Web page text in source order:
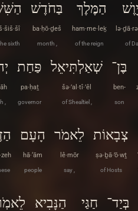
of
הַמֶּלֶךְ
ham·me·leḵ
of the reign
בַּחֹדֶשׁ
ba·ḥō·ḏeš
month ,
sixth
בֶּן־
ben-
son
שְׁאַלְתִּיאֵל
šə·’al·tî·’êl
of Shealtiel ,
פַּחַת
pa·ḥaṯ
governor
,
צְבָאוֹת
ṣə·ḇā·’ō·wṯ
of Hosts
לֵאמֹר
lê·mōr
say ,
הָעָם
hā·‘ām
people
בְּיַד־ חַגַּי הַנָּבִיא